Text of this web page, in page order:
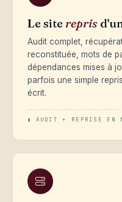
Le site repris
Audit complet,
reconstituée, mots de
dépendances mises à
parfois une simple
écrit.
▮ AUDIT + REPRISE EN